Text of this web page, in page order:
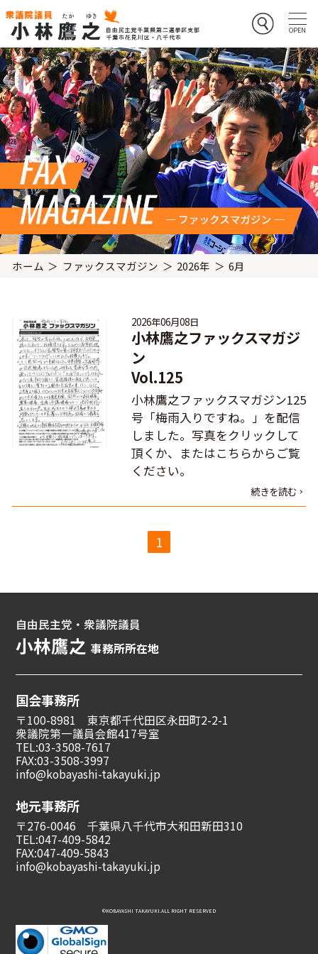
ホーム ファックスマガジン 2026年 6月
2026年06月08日
小林鷹之ファックスマガジ
ン
Vol.125
小林鷹之ファックスマガジン125
号「梅雨入りですね。」を配信
しました。写真をクリックして
頂くか、またはこちらからご覧
ください。
続きを読む
1
自由民主党・衆議院議員
小林鷹之事務所所在地
国会事務所
〒100-8981 東京都千代田区永田町2-2-1
衆議院第一議員会館417号室
TEL:03-3508-7617
FAX:03-3508-3997
info@kobayashi-takayuki.jp
地元事務所
〒276-0046 千葉県八千代市大和田新田310
TEL:047-409-5842
FAX:047-409-5843
info@kobayashi-takayuki.jp
©︎KOBAYASHI TAKAYUKI.ALL RIGHT RESERVED